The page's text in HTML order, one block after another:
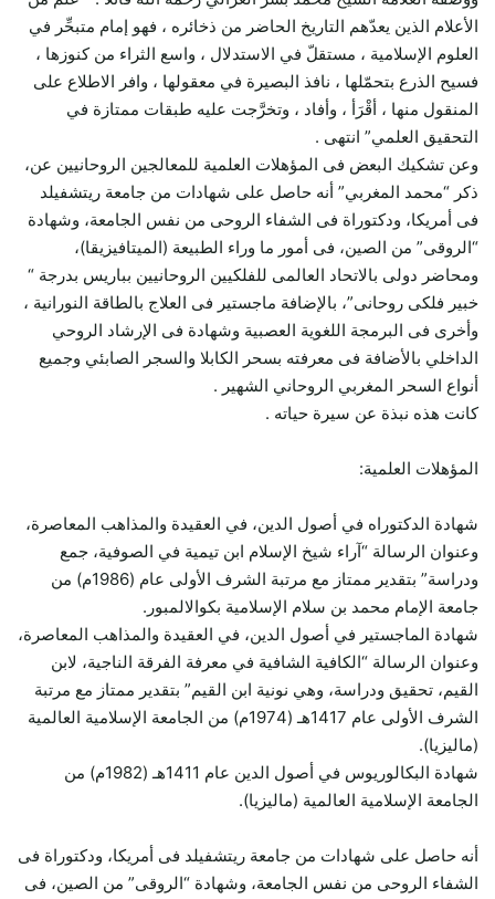
الأعلام الذين يعدّهم التاريخ الحاضر من ذخائره ، فهو إمام متبحِّر في
العلوم الإسلامية ، مستقلّ في الاستدلال ، واسع الثراء من كنوزها ،
فسيح الذرع بتحمّلها ، نافذ البصيرة في معقولها ، وافر الاطلاع على
المنقول منها ، أقْرَأ ، وأفاد ، وتخرَّجت عليه طبقات ممتازة في
التحقيق العلمي” انتهى .
وعن تشكيك البعض فى المؤهلات العلمية للمعالجين الروحانيين عن،
ذكر “محمد المغربي” أنه حاصل على شهادات من جامعة ريتشفيلد
فى أمريكا، ودكتوراة فى الشفاء الروحى من نفس الجامعة، وشهادة
“الروقى” من الصين، فى أمور ما وراء الطبيعة (الميتافيزيقا)،
ومحاضر دولى بالاتحاد العالمى للفلكيين الروحانيين بباريس بدرجة “
خبير فلكى روحانى”، بالإضافة ماجستير فى العلاج بالطاقة النورانية ،
وأخرى فى البرمجة اللغوية العصبية وشهادة فى الإرشاد الروحي
الداخلي بالأضافة فى معرفته بسحر الكابلا والسجر الصابئي وجميع
أنواع السحر المغربي الروحاني الشهير .
كانت هذه نبذة عن سيرة حياته .
المؤهلات العلمية:
شهادة الدكتوراه في أصول الدين، في العقيدة والمذاهب المعاصرة،
وعنوان الرسالة “آراء شيخ الإسلام ابن تيمية في الصوفية، جمع
ودراسة” بتقدير ممتاز مع مرتبة الشرف الأولى عام (1986م) من
جامعة الإمام محمد بن سلام الإسلامية بكوالالمبور.
شهادة الماجستير في أصول الدين، في العقيدة والمذاهب المعاصرة،
وعنوان الرسالة “الكافية الشافية في معرفة الفرقة الناجية، لابن
القيم، تحقيق ودراسة، وهي نونية ابن القيم” بتقدير ممتاز مع مرتبة
الشرف الأولى عام 1417هـ (1974م) من الجامعة الإسلامية العالمية
(ماليزيا).
شهادة البكالوريوس في أصول الدين عام 1411هـ (1982م) من
الجامعة الإسلامية العالمية (ماليزيا).
أنه حاصل على شهادات من جامعة ريتشفيلد فى أمريكا، ودكتوراة فى
الشفاء الروحى من نفس الجامعة، وشهادة “الروقى” من الصين، فى